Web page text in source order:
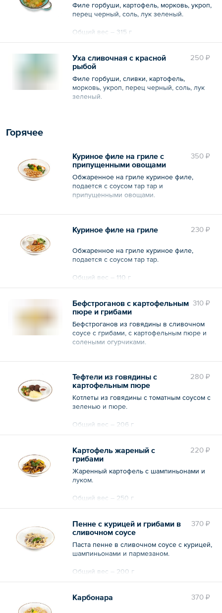
Филе горбуши, картофель, морковь, укроп,
перец черный, соль, лук зеленый.
Общий вес – 315 г
250 ₽
Уха сливочная с красной
рыбой
Филе горбуши, сливки, картофель,
морковь, укроп, перец черный, соль, лук
зеленый.
Горячее
350 ₽
Куриное филе на гриле с
припущенными овощами
Обжаренное на гриле куриное филе,
подается с соусом тар тар и
припущенными овощами.
Общий вес – 210 г
230 ₽
Куриное филе на гриле
Обжаренное на гриле куриное филе,
подается с соусом тар тар.
Общий вес – 110 г
310 ₽
Бефстроганов с картофельным
пюре и грибами
Бефстроганов из говядины в сливочном
соусе с грибами, с картофельным пюре и
солеными огурчиками.
Общий вес – 200 г
280 ₽
Тефтели из говядины с
картофельным пюре
Котлеты из говядины с томатным соусом с
зеленью и пюре.
Общий вес – 206 г
220 ₽
Картофель жареный с
грибами
Жаренный картофель с шампиньонами и
луком.
Общий вес – 250 г
370 ₽
Пенне с курицей и грибами в
сливочном соусе
Паста пенне в сливочном соусе с курицей,
шампиньонами и пармезаном.
Общий вес – 200 г
370 ₽
Карбонара